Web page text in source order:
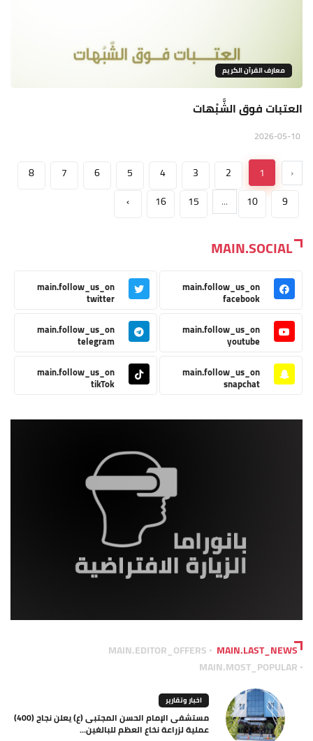
معارف القرآن الكريم
العتبات فوق الشَّبْهات
‹
1
2
3
4
5
6
7
8
9
10
...
15
16
›
MAIN.SOCIAL
main.follow_us_on
facebook
main.follow_us_on
twitter
main.follow_us_on
youtube
main.follow_us_on
telegram
main.follow_us_on
snapchat
main.follow_us_on
tikTok
MAIN.LAST_NEWS
MAIN.EDITOR_OFFERS
MAIN.MOST_POPULAR
اخبار وتقارير
مستشفى الإمام الحسن المجتبى (ع) يعلن نجاح (400)
عملية لزراعة نخاع العظم للبالغين...